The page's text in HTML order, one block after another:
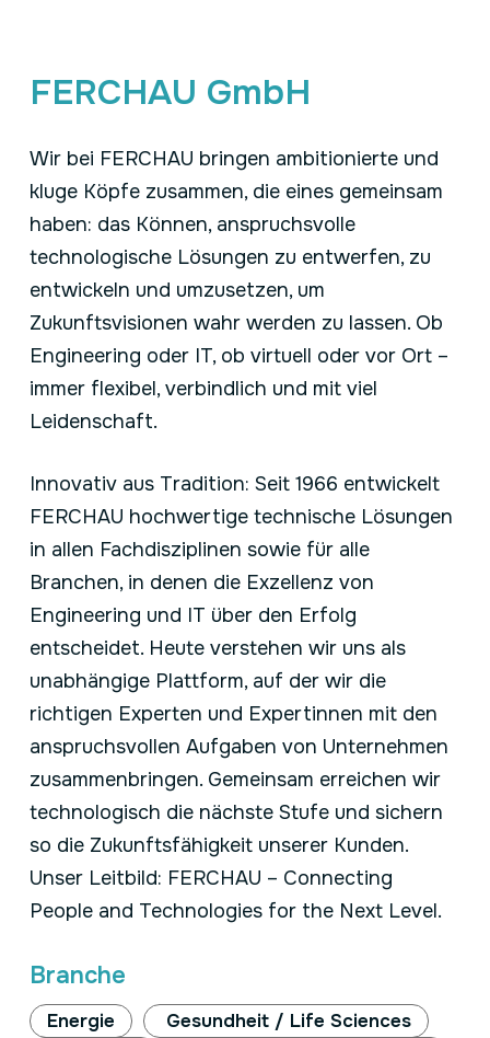
FERCHAU GmbH
Wir bei FERCHAU bringen ambitionierte und
kluge Köpfe zusammen, die eines gemeinsam
haben: das Können, anspruchsvolle
technologische Lösungen zu entwerfen, zu
entwickeln und umzusetzen, um
Zukunftsvisionen wahr werden zu lassen. Ob
Engineering oder IT, ob virtuell oder vor Ort –
immer flexibel, verbindlich und mit viel
Leidenschaft.
Innovativ aus Tradition: Seit 1966 entwickelt
FERCHAU hochwertige technische Lösungen
in allen Fachdisziplinen sowie für alle
Branchen, in denen die Exzellenz von
Engineering und IT über den Erfolg
entscheidet. Heute verstehen wir uns als
unabhängige Plattform, auf der wir die
richtigen Experten und Expertinnen mit den
anspruchsvollen Aufgaben von Unternehmen
zusammenbringen. Gemeinsam erreichen wir
technologisch die nächste Stufe und sichern
so die Zukunftsfähigkeit unserer Kunden.
Unser Leitbild: FERCHAU – Connecting
People and Technologies for the Next Level.
Branche
Energie Gesundheit / Life Sciences